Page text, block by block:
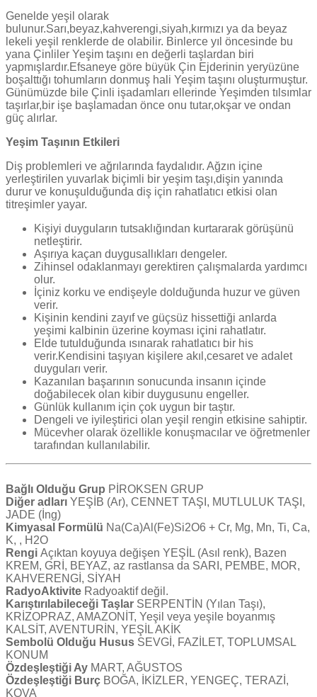
Genelde yeşil olarak
bulunur.Sarı,beyaz,kahverengi,siyah,kırmızı ya da beyaz
lekeli yeşil renklerde de olabilir. Binlerce yıl öncesinde bu
yana Çinliler Yeşim taşını en değerli taşlardan biri
yapmışlardır.Efsaneye göre büyük Çin Ejderinin yeryüzüne
boşalttığı tohumların donmuş hali Yeşim taşını oluşturmuştur.
Günümüzde bile Çinli işadamları ellerinde Yeşimden tılsımlar
taşırlar,bir işe başlamadan önce onu tutar,okşar ve ondan
güç alırlar.
Yeşim Taşının Etkileri
Diş problemleri ve ağrılarında faydalıdır. Ağzın içine
yerleştirilen yuvarlak biçimli bir yeşim taşı,dişin yanında
durur ve konuşulduğunda diş için rahatlatıcı etkisi olan
titreşimler yayar.
Kişiyi duyguların tutsaklığından kurtararak görüşünü
netleştirir.
Aşırıya kaçan duygusallıkları dengeler.
Zihinsel odaklanmayı gerektiren çalışmalarda yardımcı
olur.
İçiniz korku ve endişeyle dolduğunda huzur ve güven
verir.
Kişinin kendini zayıf ve güçsüz hissettiği anlarda
yeşimi kalbinin üzerine koyması içini rahatlatır.
Elde tutulduğunda ısınarak rahatlatıcı bir his
verir.Kendisini taşıyan kişilere akıl,cesaret ve adalet
duyguları verir.
Kazanılan başarının sonucunda insanın içinde
doğabilecek olan kibir duygusunu engeller.
Günlük kullanım için çok uygun bir taştır.
Dengeli ve iyileştirici olan yeşil rengin etkisine sahiptir.
Mücevher olarak özellikle konuşmacılar ve öğretmenler
tarafından kullanılabilir.
Bağlı Olduğu Grup PİROKSEN GRUP
Diğer adları YEŞİB (Ar), CENNET TAŞI, MUTLULUK TAŞI,
JADE (İng)
Kimyasal Formülü Na(Ca)Al(Fe)Si2O6 + Cr, Mg, Mn, Ti, Ca,
K, , H2O
Rengi Açıktan koyuya değişen YEŞİL (Asıl renk), Bazen
KREM, GRİ, BEYAZ, az rastlansa da SARI, PEMBE, MOR,
KAHVERENGİ, SİYAH
RadyoAktivite Radyoaktif değil.
Karıştırılabileceği Taşlar SERPENTİN (Yılan Taşı),
KRİZOPRAZ, AMAZONİT, Yeşil veya yeşile boyanmış
KALSİT, AVENTURİN, YEŞİL AKİK
Sembolü Olduğu Husus SEVGİ, FAZİLET, TOPLUMSAL
KONUM
Özdeşleştiği Ay MART, AĞUSTOS
Özdeşleştiği Burç BOĞA, İKİZLER, YENGEÇ, TERAZİ,
KOVA